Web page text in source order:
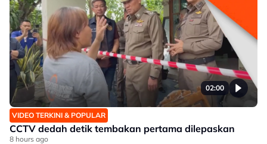
02:00
VIDEO TERKINI & POPULAR
CCTV dedah detik tembakan pertama dilepaskan
8 hours ago